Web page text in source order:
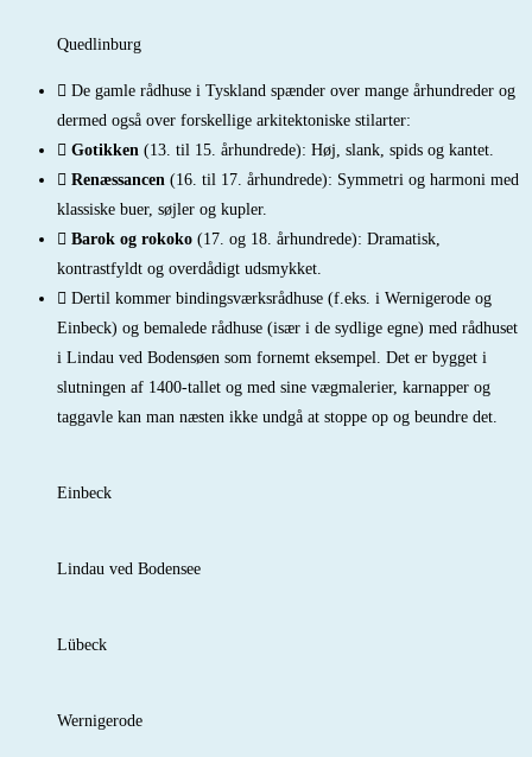
Quedlinburg
De gamle rådhuse i Tyskland spænder over mange århundreder og
dermed også over forskellige arkitektoniske stilarter:
Gotikken (13. til 15. århundrede): Høj, slank, spids og kantet.
Renæssancen (16. til 17. århundrede): Symmetri og harmoni med
klassiske buer, søjler og kupler.
Barok og rokoko (17. og 18. århundrede): Dramatisk,
kontrastfyldt og overdådigt udsmykket.
Dertil kommer bindingsværksrådhuse (f.eks. i Wernigerode og
Einbeck) og bemalede rådhuse (især i de sydlige egne) med rådhuset
i Lindau ved Bodensøen som fornemt eksempel. Det er bygget i
slutningen af 1400-tallet og med sine vægmalerier, karnapper og
taggavle kan man næsten ikke undgå at stoppe op og beundre det.
Einbeck
Lindau ved Bodensee
Lübeck
Wernigerode